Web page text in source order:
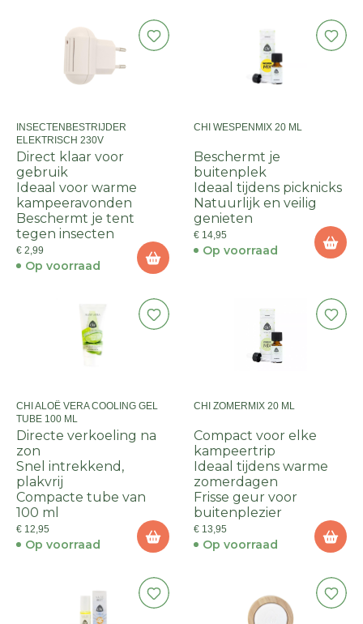
INSECTENBESTRIJDER
ELEKTRISCH 230V
Direct klaar voor
gebruik
Ideaal voor warme
kampeeravonden
Beschermt je tent
tegen insecten
€ 2,99
Op voorraad
CHI WESPENMIX 20 ML
Beschermt je
buitenplek
Ideaal tijdens picknicks
Natuurlijk en veilig
genieten
€ 14,95
Op voorraad
CHI ALOË VERA COOLING GEL
TUBE 100 ML
Directe verkoeling na
zon
Snel intrekkend,
plakvrij
Compacte tube van
100 ml
€ 12,95
Op voorraad
CHI ZOMERMIX 20 ML
Compact voor elke
kampeertrip
Ideaal tijdens warme
zomerdagen
Frisse geur voor
buitenplezier
€ 13,95
Op voorraad